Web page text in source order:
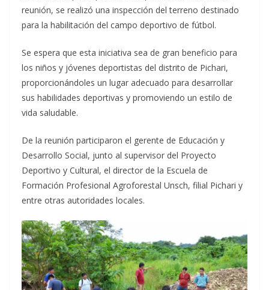
reunión, se realizó una inspección del terreno destinado
para la habilitación del campo deportivo de fútbol.
Se espera que esta iniciativa sea de gran beneficio para
los niños y jóvenes deportistas del distrito de Pichari,
proporcionándoles un lugar adecuado para desarrollar
sus habilidades deportivas y promoviendo un estilo de
vida saludable.
De la reunión participaron el gerente de Educación y
Desarrollo Social, junto al supervisor del Proyecto
Deportivo y Cultural, el director de la Escuela de
Formación Profesional Agroforestal Unsch, filial Pichari y
entre otras autoridades locales.